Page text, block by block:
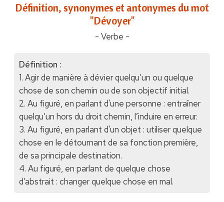
Définition, synonymes et antonymes du mot
"Dévoyer"
- Verbe -
Définition :
1. Agir de manière à dévier quelqu’un ou quelque
chose de son chemin ou de son objectif initial.
2. Au figuré, en parlant d'une personne : entraîner
quelqu’un hors du droit chemin, l’induire en erreur.
3. Au figuré, en parlant d'un objet : utiliser quelque
chose en le détournant de sa fonction première,
de sa principale destination.
4. Au figuré, en parlant de quelque chose
d’abstrait : changer quelque chose en mal.